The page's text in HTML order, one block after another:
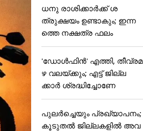
ധനു രാശിക്കാർക്ക് ശ
ത്രുക്ഷയം ഉണ്ടാകും; ഇന്ന
ത്തെ നക്ഷത്ര ഫലം
'ഡോൾഫിൻ' എത്തി, തീവ്രമ
ഴ വലയ്ക്കും; എട്ട് ജില്ല
ക്കാർ ശ്രദ്ധിച്ചോണേ
പുലര്‍ച്ചെയും പ്രഖ്യാപനം;
കൂടുതല്‍ ജില്ലകളില്‍ അവ